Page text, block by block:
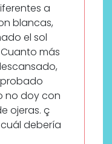
a
blancas,
el sol
más
no doy con
ojeras. ç
debería